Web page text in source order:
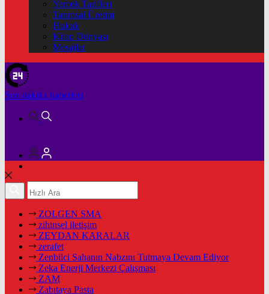
Yemek Tarifleri
Tarımsal Üretim
Hukuk
Kitap Dünyası
Mesajlar
Son dakika haberleri
ZOLGEN SMA
zihinsel iletişim
ZEYDAN KARALAR
zerafet
Zenbilci Sahanın Nabzını Tutmaya Devam Ediyor
Zeka Enerji Merkezi Çalışması
ZAM
Zabıtaya Pasta